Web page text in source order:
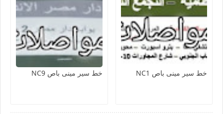
خط سير مينى باص NC1 خط سير مينى باص NC9